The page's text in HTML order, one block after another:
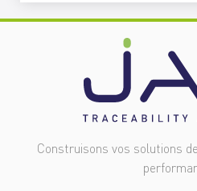
Construisons vos solutions